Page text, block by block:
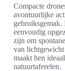
Compacte
avontuurlijke
gebruiksgemak.
eenvoudig
zijn om
van
maakt hen
natuurtaferelen.